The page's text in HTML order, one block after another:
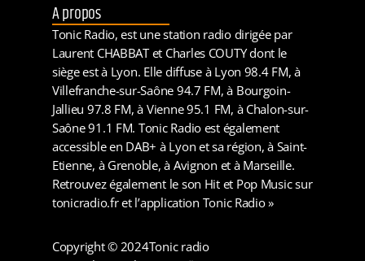
A propos
Tonic Radio, est une station radio dirigée par
Laurent CHABBAT et Charles COUTY dont le
siège est à Lyon. Elle diffuse à Lyon 98.4 FM, à
Villefranche-sur-Saône 94.7 FM, à Bourgoin-
Jallieu 97.8 FM, à Vienne 95.1 FM, à Chalon-sur-
Saône 91.1 FM. Tonic Radio est également
accessible en DAB+ à Lyon et sa région, à Saint-
Etienne, à Grenoble, à Avignon et à Marseille.
Retrouvez également le son Hit et Pop Music sur
tonicradio.fr et l’application Tonic Radio »
Copyright © 2024Tonic radio